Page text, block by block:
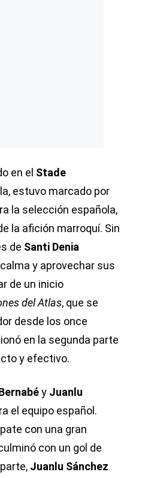
en el Stade
estuvo marcado por
la selección española,
la afición marroquí. Sin
de Santi Denia
y aprovechar sus
de un inicio
del Atlas, que se
desde los once
en la segunda parte
y efectivo.
y Juanlu
el equipo español.
con una gran
con un gol de
Juanlu Sánchez